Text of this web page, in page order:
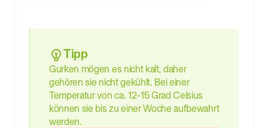
Tipp
Gurken mögen es nicht kalt, daher
gehören sie nicht gekühlt. Bei einer
Temperatur von ca. 12-15 Grad Celsius
können sie bis zu einer Woche aufbewahrt
werden.